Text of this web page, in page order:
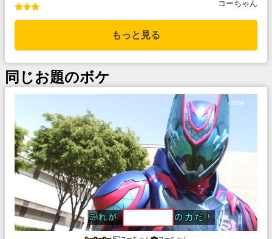
コーちゃん
もっと見る
同じお題のボケ